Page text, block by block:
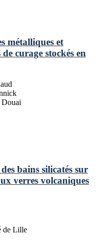
métalliques et
curage stockés en
bains silicatés sur
verres volcaniques
de Lille